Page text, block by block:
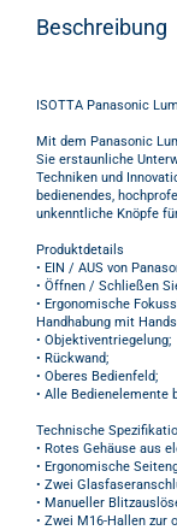
Beschreibung
ISOTTA Panasonic
Mit dem Panasonic
Sie erstaunliche
Techniken und
bedienendes,
unkenntliche Knöpfe
Produktdetails
• EIN / AUS von
• Öffnen / Schließen
• Ergonomische
Handhabung mit
• Objektiventriegelung;
• Rückwand;
• Oberes Bedienfeld;
• Alle Bedienelemente
Technische
• Rotes Gehäuse aus
• Ergonomische
• Zwei
• Manueller
• Zwei M16-Hallen zur